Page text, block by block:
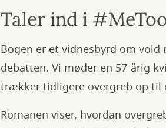
Taler ind i
Bogen er et vidnesbyrd om
debatten. Vi møder en 57-årig
trækker tidligere overgreb op til
Romanen viser, hvordan